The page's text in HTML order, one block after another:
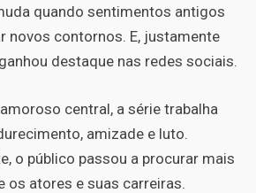
quando sentimentos antigos
novos contornos. E, justamente
destaque nas redes sociais.
central, a série trabalha
amizade e luto.
o público passou a procurar mais
os atores e suas carreiras.